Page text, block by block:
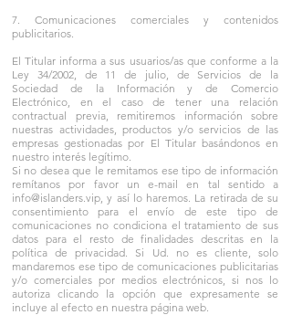
7. Comunicaciones comerciales y contenidos
publicitarios.
El Titular informa a sus usuarios/as que conforme a la
Ley 34/2002, de 11 de julio, de Servicios de la
Sociedad de la Información y de Comercio
Electrónico, en el caso de tener una relación
contractual previa, remitiremos información sobre
nuestras actividades, productos y/o servicios de las
empresas gestionadas por El Titular basándonos en
nuestro interés legítimo.
Si no desea que le remitamos ese tipo de información
remítanos por favor un e-mail en tal sentido a
info@islanders.vip, y así lo haremos. La retirada de su
consentimiento para el envío de este tipo de
comunicaciones no condiciona el tratamiento de sus
datos para el resto de finalidades descritas en la
política de privacidad. Si Ud. no es cliente, solo
mandaremos ese tipo de comunicaciones publicitarias
y/o comerciales por medios electrónicos, si nos lo
autoriza clicando la opción que expresamente se
incluye al efecto en nuestra página web.